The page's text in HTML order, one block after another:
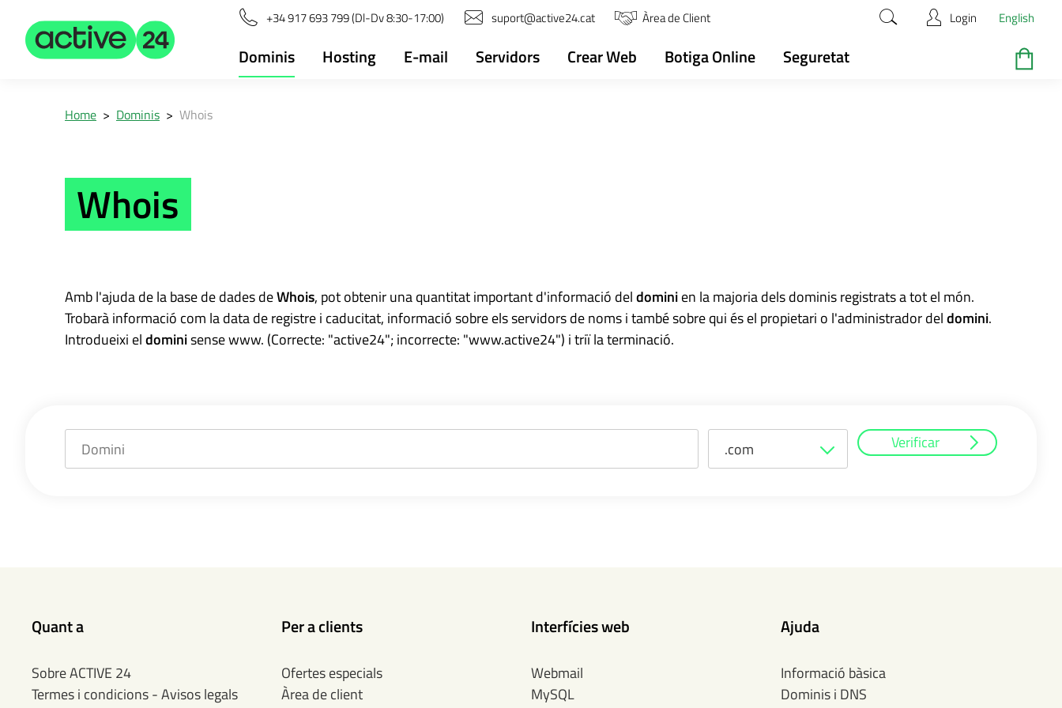
+34 917 693 799 (Dl-Dv 8:30-17:00) suport@active24.cat Àrea de Client Login English
Dominis Hosting E-mail Servidors Crear Web Botiga Online Seguretat
Home > Dominis > Whois
Whois
Amb l'ajuda de la base de dades deWhois, pot obtenir una quantitat important d'informació deldominien la majoria dels dominis registrats a tot el món.
Trobarà informació com la data de registre i caducitat, informació sobre els servidors de noms i també sobre qui és el propietari o l'administrador deldomini.
Introdueixi eldominisense www. (Correcte: "active24"; incorrecte: "www.active24") i triï la terminació.
.com Verificar
Quant a
Sobre ACTIVE 24
Termes i condicions - Avisos legals
Per a clients
Ofertes especials
Àrea de client
Interfícies web
Webmail
MySQL
Ajuda
Informació bàsica
Dominis i DNS